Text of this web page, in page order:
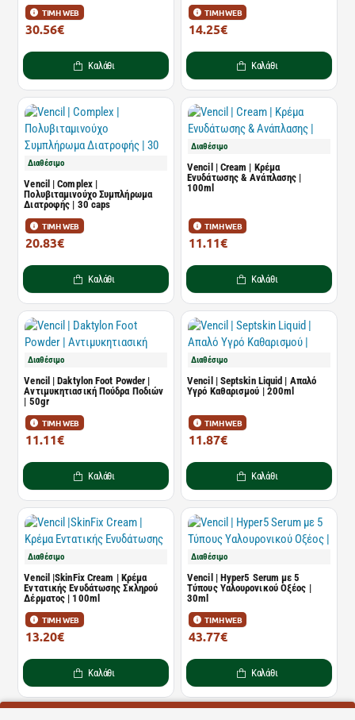
ΤΙΜΗ WEB
30.56€
Καλάθι
ΤΙΜΗ WEB
14.25€
Καλάθι
Διαθέσιμο
Vencil | Complex |
Πολυβιταμινούχο Συμπλήρωμα
Διατροφής | 30 caps
ΤΙΜΗ WEB
20.83€
Καλάθι
Διαθέσιμο
Vencil | Cream | Κρέμα
Ενυδάτωσης & Ανάπλασης |
100ml
ΤΙΜΗ WEB
11.11€
Καλάθι
Διαθέσιμο
Vencil | Daktylon Foot Powder |
Αντιμυκητιασική Πούδρα Ποδιών
| 50gr
ΤΙΜΗ WEB
11.11€
Καλάθι
Διαθέσιμο
Vencil | Septskin Liquid | Απαλό
Υγρό Καθαρισμού | 200ml
ΤΙΜΗ WEB
11.87€
Καλάθι
Διαθέσιμο
Vencil |SkinFix Cream | Κρέμα
Εντατικής Ενυδάτωσης Σκληρού
Δέρματος | 100ml
ΤΙΜΗ WEB
13.20€
Καλάθι
Διαθέσιμο
Vencil | Hyper5 Serum με 5
Τύπους Υαλουρονικού Οξέος |
30ml
ΤΙΜΗ WEB
43.77€
Καλάθι